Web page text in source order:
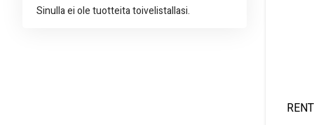
Sinulla ei ole tuotteita toivelistallasi.